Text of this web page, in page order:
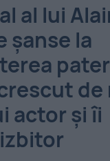
al lui
șanse la
de
actor și îi